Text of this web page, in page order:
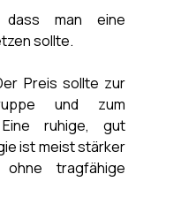
man eine
sollte.
Preis sollte zur
und zum
ruhige, gut
ist meist stärker
tragfähige